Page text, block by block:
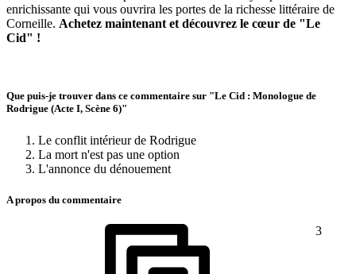
enrichissante qui vous ouvrira les portes de la richesse littéraire de
Corneille. Achetez maintenant et découvrez le cœur de "Le
Cid" !
Que puis-je trouver dans ce commentaire sur "Le Cid : Monologue de
Rodrigue (Acte I, Scène 6)"
Le conflit intérieur de Rodrigue
La mort n'est pas une option
L'annonce du dénouement
A propos du commentaire
3